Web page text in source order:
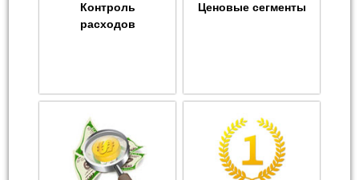
Контроль
расходов
Ценовые сегменты